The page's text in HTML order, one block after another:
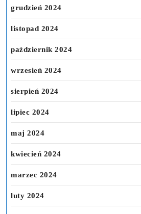
grudzień 2024
listopad 2024
październik 2024
wrzesień 2024
sierpień 2024
lipiec 2024
maj 2024
kwiecień 2024
marzec 2024
luty 2024